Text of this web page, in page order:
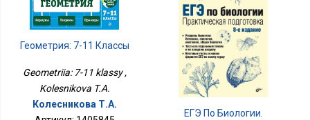
Геометрия: 7-11 Классы
Geometriia: 7-11 klassy ,
Kolesnikova T.A.
Колесникова Т.А.
ЕГЭ По Биологии.